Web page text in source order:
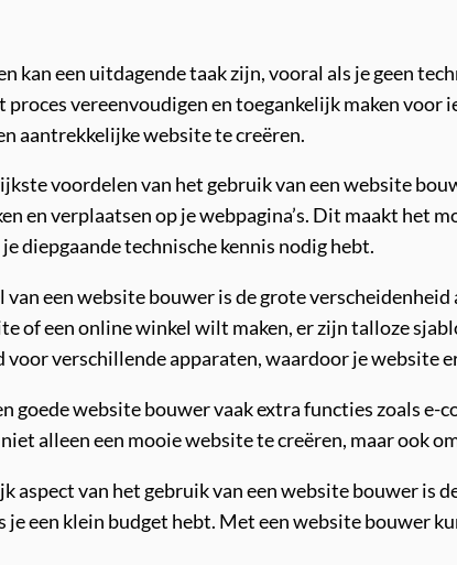
kan een uitdagende taak zijn, vooral als je geen
proces vereenvoudigen en toegankelijk maken
aantrekkelijke website te creëren.
voordelen van het gebruik van een website
en verplaatsen op je webpagina’s. Dit maakt het
diepgaande technische kennis nodig hebt.
van een website bouwer is de grote
of een online winkel wilt maken, er zijn talloze
voor verschillende apparaten, waardoor je website
goede website bouwer vaak extra functies zoals
alleen een mooie website te creëren, maar ook
aspect van het gebruik van een website bouwer
je een klein budget hebt. Met een website bouwer